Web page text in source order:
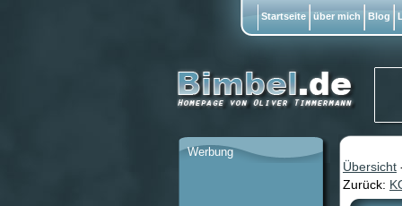
Übersicht
Zurück:
Werbung
Startseite über mich Blog